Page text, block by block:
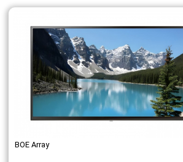
BOE Array